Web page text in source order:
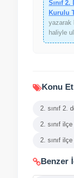
Sınıf
Kurulu
yazarak
haliyle
Konu
2. sınıf 2.
2. sınıf
2. sınıf
Benzer